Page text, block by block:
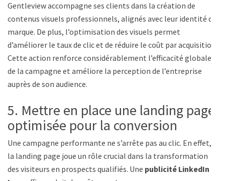
Gentleview accompagne ses clients dans la création de
contenus visuels professionnels, alignés avec leur identité de
marque. De plus, l’optimisation des visuels permet
d’améliorer le taux de clic et de réduire le coût par acquisition.
Cette action renforce considérablement l’efficacité globale
de la campagne et améliore la perception de l’entreprise
auprès de son audience.
5. Mettre en place une landing page
optimisée pour la conversion
Une campagne performante ne s’arrête pas au clic. En effet,
la landing page joue un rôle crucial dans la transformation
des visiteurs en prospects qualifiés. Une publicité LinkedIn